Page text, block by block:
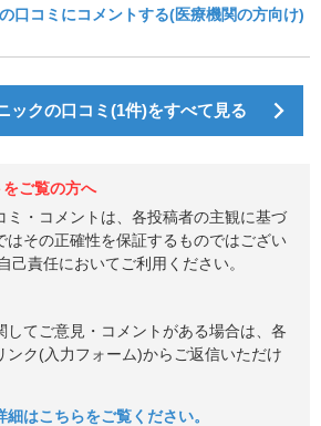
口コミにコメントする(医療機関の方向け)
ックの口コミ(1件)をすべて見る
をご覧の方へ
ミ・コメントは、各投稿者の主観に基づ
はその正確性を保証するものではござい
己責任においてご利用ください。
してご意見・コメントがある場合は、各
ンク(入力フォーム)からご返信いただけ
はこちらをご覧ください。